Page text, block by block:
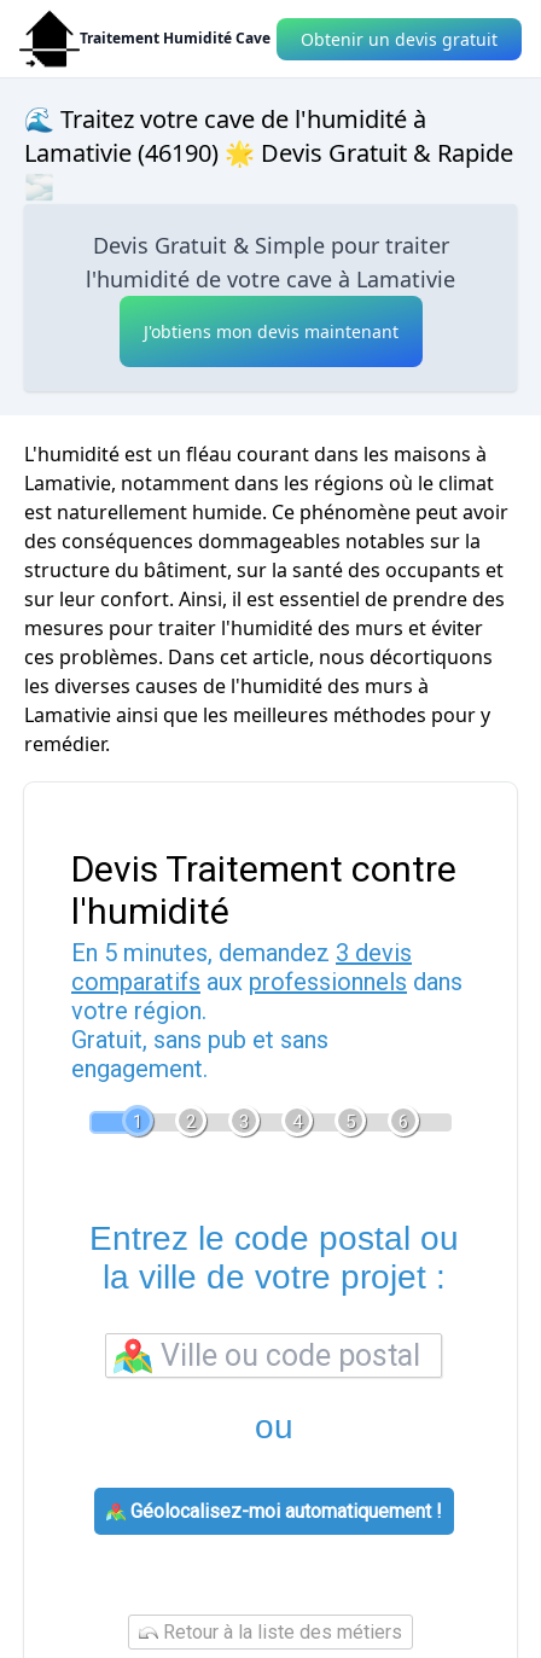
Traitement Humidité Cave Obtenir un devis gratuit
🌊 Traitez votre cave de l'humidité à
Lamativie (46190) 🌟 Devis Gratuit & Rapide
🌫
Devis Gratuit & Simple pour traiter
l'humidité de votre cave à Lamativie
J'obtiens mon devis maintenant
L'humidité est un fléau courant dans les maisons à
Lamativie, notamment dans les régions où le climat
est naturellement humide. Ce phénomène peut avoir
des conséquences dommageables notables sur la
structure du bâtiment, sur la santé des occupants et
sur leur confort. Ainsi, il est essentiel de prendre des
mesures pour traiter l'humidité des murs et éviter
ces problèmes. Dans cet article, nous décortiquons
les diverses causes de l'humidité des murs à
Lamativie ainsi que les meilleures méthodes pour y
remédier.
Devis Traitement contre
l'humidité
En 5 minutes, demandez 3 devis
comparatifs aux professionnels dans
votre région.
Gratuit, sans pub et sans
engagement.
1 2 3 4 5 6
Entrez le code postal ou
la ville de votre projet :
ou
Géolocalisez-moi automatiquement !
Retour à la liste des métiers